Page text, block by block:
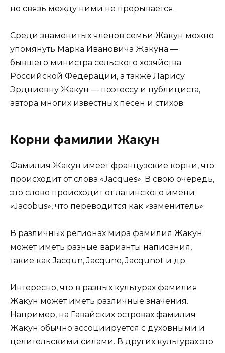
но связь между ними не прерывается.
Среди знаменитых членов семьи Жакун можно
упомянуть Марка Ивановича Жакуна —
бывшего министра сельского хозяйства
Российской Федерации, а также Ларису
Эрдниевну Жакун — поэтессу и публициста,
автора многих известных песен и стихов.
Корни фамилии Жакун
Фамилия Жакун имеет французские корни, что
происходит от слова «Jacques». В свою очередь,
это слово происходит от латинского имени
«Jacobus», что переводится как «заменитель».
В различных регионах мира фамилия Жакун
может иметь разные варианты написания,
такие как Jacqun, Jacqune, Jacqunot и др.
Интересно, что в разных культурах фамилия
Жакун может иметь различные значения.
Например, на Гавайских островах фамилия
Жакун обычно ассоциируется с духовными и
целительскими силами. В других культурах это